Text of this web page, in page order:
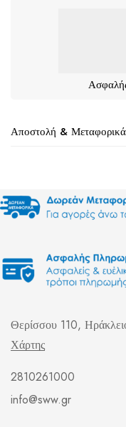
Αποστολή & Μεταφορικά
Θερίσσου 110,
Χάρτης
2810261000
info@sww.gr